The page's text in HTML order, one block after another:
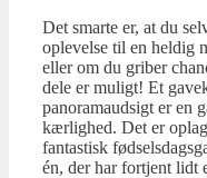
Det smarte er, at du
oplevelse til en heldig
eller om du griber
dele er muligt! Et
panoramaudsigt er en
kærlighed. Det er
fantastisk
én, der har fortjent lidt